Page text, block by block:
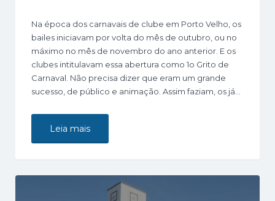
Na época dos carnavais de clube em Porto Velho, os
bailes iniciavam por volta do mês de outubro, ou no
máximo no mês de novembro do ano anterior. E os
clubes intitulavam essa abertura como 1o Grito de
Carnaval. Não precisa dizer que eram um grande
sucesso, de público e animação. Assim faziam, os já…
Leia mais